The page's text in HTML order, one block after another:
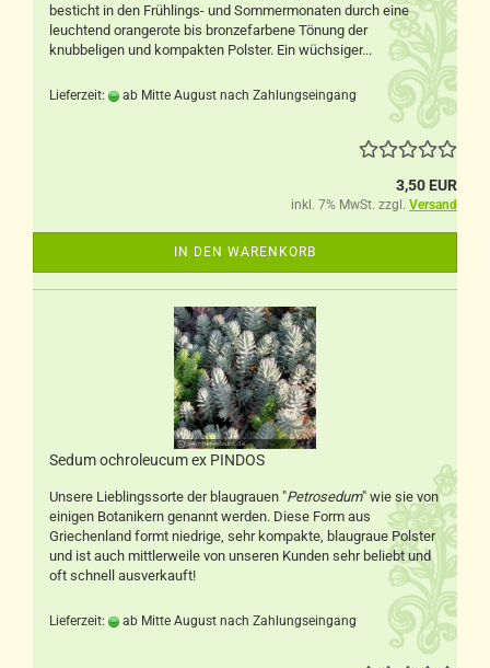
besticht in den Frühlings- und Sommermonaten durch eine
leuchtend orangerote bis bronzefarbene Tönung der
knubbeligen und kompakten Polster. Ein wüchsiger...
Lieferzeit: ab Mitte August nach Zahlungseingang
3,50 EUR
inkl. 7% MwSt. zzgl. Versand
IN DEN WARENKORB
Sedum ochroleucum ex PINDOS
Unsere Lieblingssorte der blaugrauen "Petrosedum" wie sie von
einigen Botanikern genannt werden. Diese Form aus
Griechenland formt niedrige, sehr kompakte, blaugraue Polster
und ist auch mittlerweile von unseren Kunden sehr beliebt und
oft schnell ausverkauft!
Lieferzeit: ab Mitte August nach Zahlungseingang